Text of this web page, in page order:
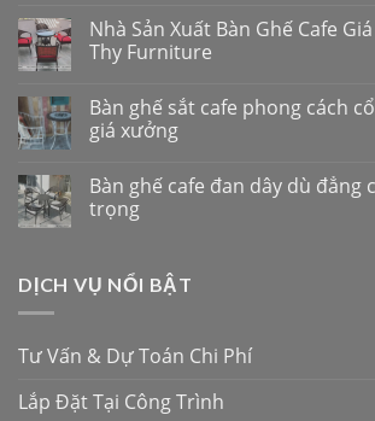
Nhà Sản Xuất Bàn Ghế Cafe
Thy Furniture
Bàn ghế sắt cafe phong cách
giá xưởng
Bàn ghế cafe đan dây dù đẳng
trọng
DỊCH VỤ NỔI BẬT
Tư Vấn & Dự Toán Chi Phí
Lắp Đặt Tại Công Trình